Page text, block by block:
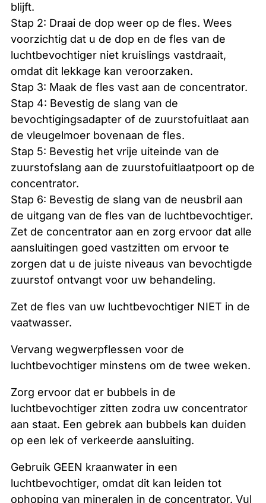
blijft.
Stap 2: Draai de dop weer op de fles. Wees
voorzichtig dat u de dop en de fles van de
luchtbevochtiger niet kruislings vastdraait,
omdat dit lekkage kan veroorzaken.
Stap 3: Maak de fles vast aan de concentrator.
Stap 4: Bevestig de slang van de
bevochtigingsadapter of de zuurstofuitlaat aan
de vleugelmoer bovenaan de fles.
Stap 5: Bevestig het vrije uiteinde van de
zuurstofslang aan de zuurstofuitlaatpoort op de
concentrator.
Stap 6: Bevestig de slang van de neusbril aan
de uitgang van de fles van de luchtbevochtiger.
Zet de concentrator aan en zorg ervoor dat alle
aansluitingen goed vastzitten om ervoor te
zorgen dat u de juiste niveaus van bevochtigde
zuurstof ontvangt voor uw behandeling.
Zet de fles van uw luchtbevochtiger NIET in de
vaatwasser.
Vervang wegwerpflessen voor de
luchtbevochtiger minstens om de twee weken.
Zorg ervoor dat er bubbels in de
luchtbevochtiger zitten zodra uw concentrator
aan staat. Een gebrek aan bubbels kan duiden
op een lek of verkeerde aansluiting.
Gebruik GEEN kraanwater in een
luchtbevochtiger, omdat dit kan leiden tot
ophoping van mineralen in de concentrator. Vul